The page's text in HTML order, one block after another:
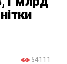
54111